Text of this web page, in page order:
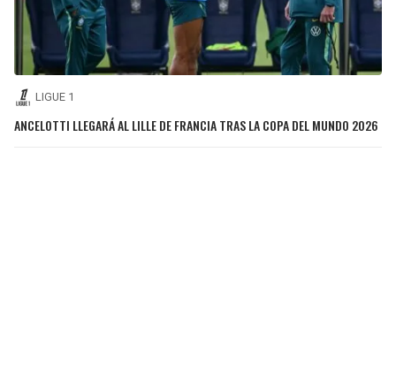
LIGUE 1
ANCELOTTI LLEGARÁ AL LILLE DE FRANCIA TRAS LA COPA DEL MUNDO 2026